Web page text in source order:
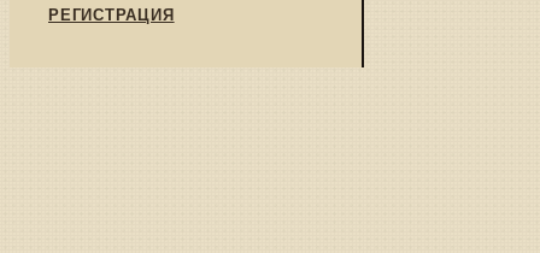
РЕГИСТРАЦИЯ